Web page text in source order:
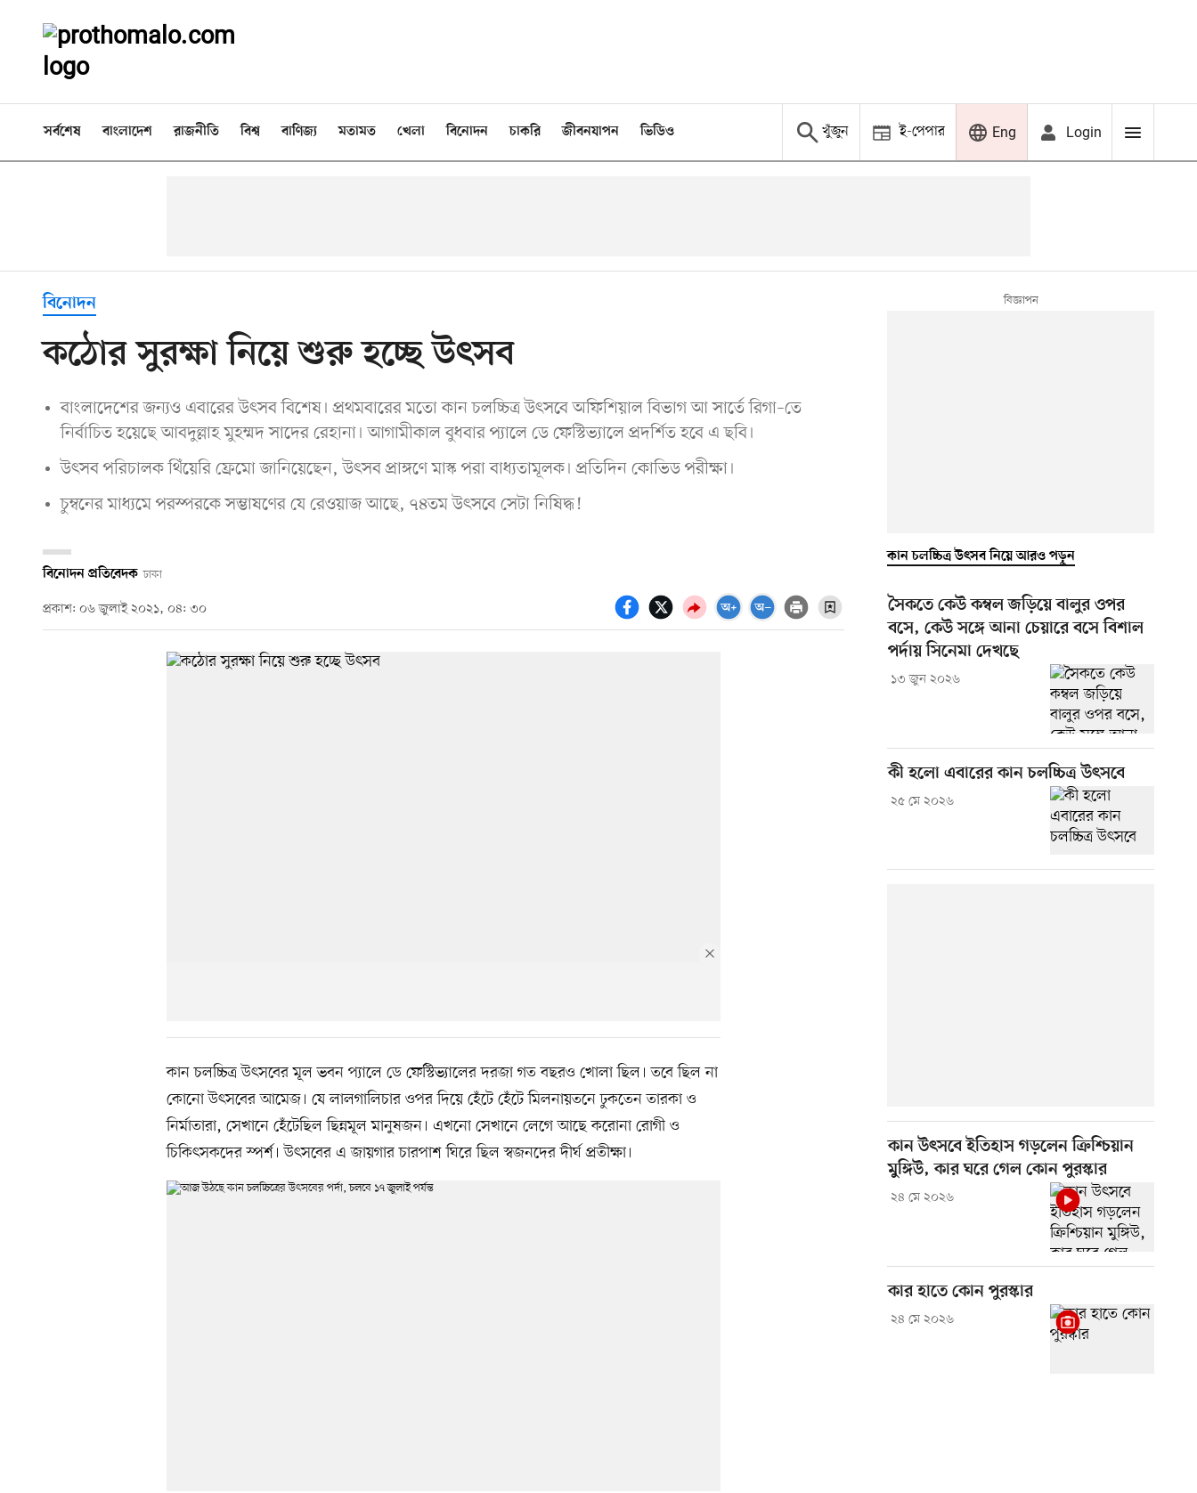
সর্বশেষ বাংলাদেশ রাজনীতি বিশ্ব বাণিজ্য মতামত খেলা বিনোদন চাকরি জীবনযাপন ভিডিও খুঁজুন ই-পেপার Eng Login
বিনোদন
কঠোর সুরক্ষা নিয়ে শুরু হচ্ছে উৎসব
বাংলাদেশের জন্যও এবারের উৎসব বিশেষ। প্রথমবারের মতো কান চলচ্চিত্র উৎসবে অফিশিয়াল বিভাগ আ সার্তে রিগা–তে
নির্বাচিত হয়েছে আবদুল্লাহ মুহম্মদ সাদের রেহানা। আগামীকাল বুধবার প্যালে ডে ফেস্টিভ্যালে প্রদর্শিত হবে এ ছবি।
উৎসব পরিচালক থিঁয়েরি ফ্রেমো জানিয়েছেন, উৎসব প্রাঙ্গণে মাস্ক পরা বাধ্যতামূলক। প্রতিদিন কোভিড পরীক্ষা।
চুম্বনের মাধ্যমে পরস্পরকে সম্ভাষণের যে রেওয়াজ আছে, ৭৪তম উৎসবে সেটা নিষিদ্ধ!
বিনোদন প্রতিবেদক ঢাকা
প্রকাশ: ০৬ জুলাই ২০২১, ০৪: ৩০
কান চলচ্চিত্র উৎসবের মূল ভবন প্যালে ডে ফেস্টিভ্যালের দরজা গত বছরও খোলা ছিল। তবে ছিল না
কোনো উৎসবের আমেজ। যে লালগালিচার ওপর দিয়ে হেঁটে হেঁটে মিলনায়তনে ঢুকতেন তারকা ও
নির্মাতারা, সেখানে হেঁটেছিল ছিন্নমূল মানুষজন। এখনো সেখানে লেগে আছে করোনা রোগী ও
চিকিৎসকদের স্পর্শ। উৎসবের এ জায়গার চারপাশ ঘিরে ছিল স্বজনদের দীর্ঘ প্রতীক্ষা।
কান চলচ্চিত্র উৎসব নিয়ে আরও পড়ুন
সৈকতে কেউ কম্বল জড়িয়ে বালুর ওপর
বসে, কেউ সঙ্গে আনা চেয়ারে বসে বিশাল
পর্দায় সিনেমা দেখছে
১৩ জুন ২০২৬
কী হলো এবারের কান চলচ্চিত্র উৎসবে
২৫ মে ২০২৬
কান উৎসবে ইতিহাস গড়লেন ক্রিশ্চিয়ান
মুঙ্গিউ, কার ঘরে গেল কোন পুরস্কার
২৪ মে ২০২৬
কার হাতে কোন পুরস্কার
২৪ মে ২০২৬